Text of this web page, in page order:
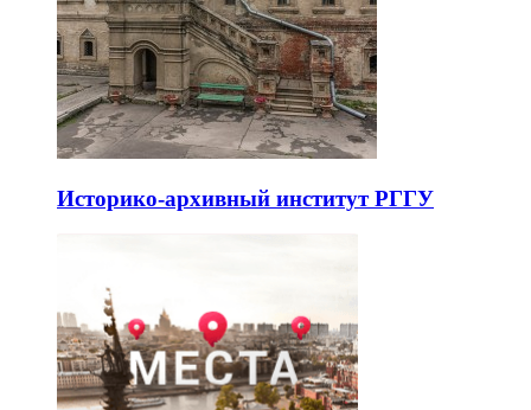
Историко-архивный институт РГГУ